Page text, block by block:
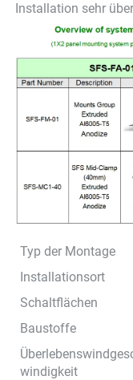
Installation sehr
Typ der Montage
Installationsort
Schaltflächen
Baustoffe
windigkeit